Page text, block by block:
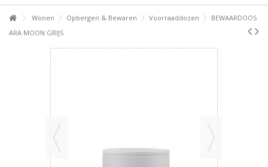
Wonen Opbergen & Bewaren Voorraaddozen
BEWAARDOOS
ARA MOON GRIJS